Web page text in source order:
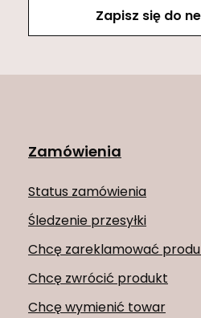
Zapisz się do
Zamówienia
Status zamówienia
Śledzenie przesyłki
Chcę zareklamować
Chcę zwrócić produkt
Chcę wymienić towar